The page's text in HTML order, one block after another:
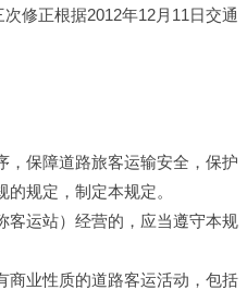
修正根据2012年12月11日交通
保障道路旅客运输安全，保护
规定，制定本规定。
运站）经营的，应当遵守本规
业性质的道路客运活动，包括